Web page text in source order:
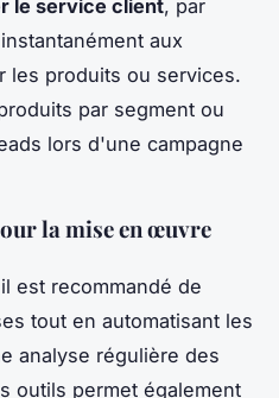
le service client, par
aux
les produits ou services.
par segment ou
lors d'une campagne
la mise en œuvre
est recommandé de
tout en automatisant les
analyse régulière des
outils permet également